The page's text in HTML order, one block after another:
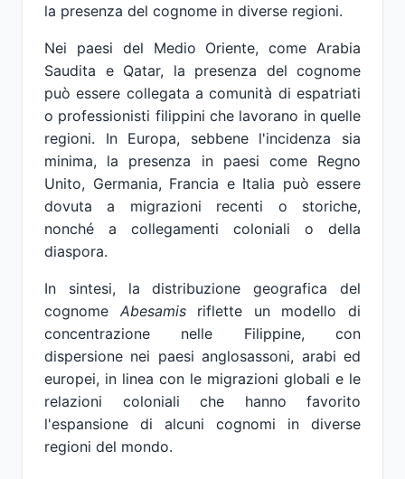
la presenza del cognome in diverse regioni.
Nei paesi del Medio Oriente, come Arabia
Saudita e Qatar, la presenza del cognome
può essere collegata a comunità di espatriati
o professionisti filippini che lavorano in quelle
regioni. In Europa, sebbene l'incidenza sia
minima, la presenza in paesi come Regno
Unito, Germania, Francia e Italia può essere
dovuta a migrazioni recenti o storiche,
nonché a collegamenti coloniali o della
diaspora.
In sintesi, la distribuzione geografica del
cognome Abesamisriflette un modello di
concentrazione nelle Filippine, con
dispersione nei paesi anglosassoni, arabi ed
europei, in linea con le migrazioni globali e le
relazioni coloniali che hanno favorito
l'espansione di alcuni cognomi in diverse
regioni del mondo.